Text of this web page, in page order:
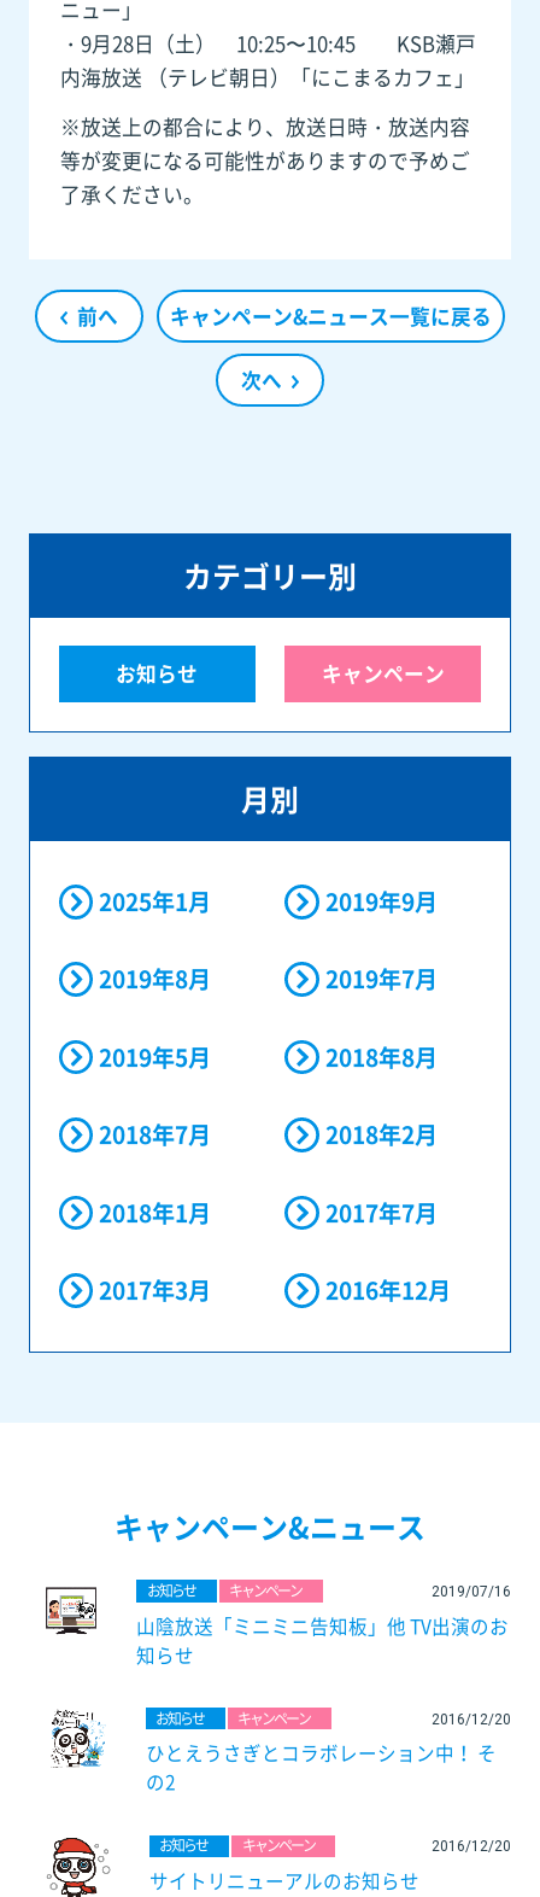
ニュー」
・9月28日（土） 10:25〜10:45 KSB瀬戸
内海放送 （テレビ朝日）「にこまるカフェ」
※放送上の都合により、放送日時・放送内容
等が変更になる可能性がありますので予めご
了承ください。
前へ キャンペーン&ニュース一覧に戻る
次へ
カテゴリー別
お知らせ キャンペーン
月別
2025年1月 2019年9月
2019年8月 2019年7月
2019年5月 2018年8月
2018年7月 2018年2月
2018年1月 2017年7月
2017年3月 2016年12月
キャンペーン&ニュース
お知らせ キャンペーン
山陰放送「ミニミニ告知板」他 TV出演のお
知らせ
2019/07/16
お知らせ キャンペーン
ひとえうさぎとコラボレーション中！ そ
の2
2016/12/20
お知らせ キャンペーン
サイトリニューアルのお知らせ
2016/12/20